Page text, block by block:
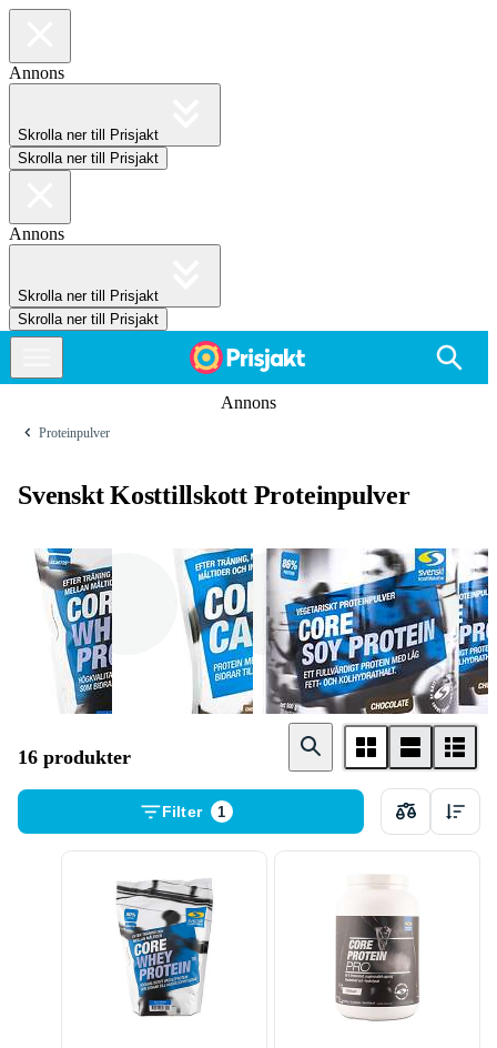
Annons
Skrolla ner till Prisjakt
Skrolla ner till Prisjakt
Annons
Skrolla ner till Prisjakt
Skrolla ner till Prisjakt
Annons
Proteinpulver
Svenskt Kosttillskott Proteinpulver
Vassle Kasein Soja
16 produkter
Filter 1